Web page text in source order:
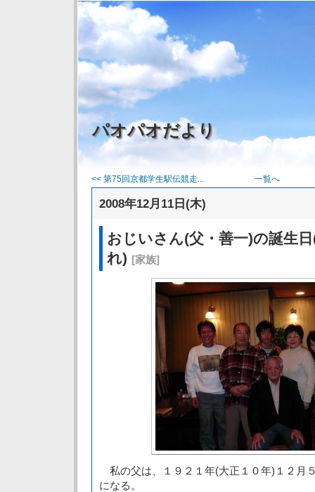
パオパオだより
<< 第75回京都学生駅伝競走... 一覧へ
2008年12月11日(木)
おじいさん(父・善一)の誕生
れ) [家族]
私の父は、１９２１年(大正１０年)１２月
になる。